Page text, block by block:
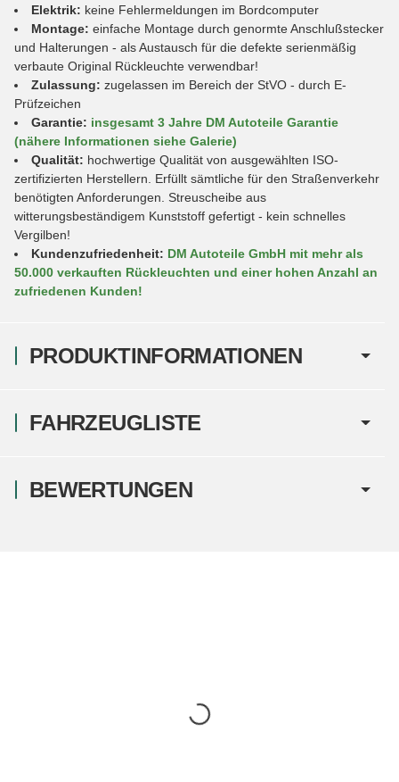
PRODUKTINFORMATIONEN
Elektrik: keine Fehlermeldungen im Bordcomputer
Montage: einfache Montage durch genormte Anschlußstecker
und Halterungen - als Austausch für die defekte serienmäßig
verbaute Original Rückleuchte verwendbar!
Zulassung: zugelassen im Bereich der StVO - durch E-
Prüfzeichen
Garantie: insgesamt 3 Jahre DM Autoteile Garantie
(nähere Informationen siehe Galerie)
Qualität: hochwertige Qualität von ausgewählten ISO-
zertifizierten Herstellern. Erfüllt sämtliche für den Straßenverkehr
benötigten Anforderungen. Streuscheibe aus
witterungsbeständigem Kunststoff gefertigt - kein schnelles
Vergilben!
Kundenzufriedenheit: DM Autoteile GmbH mit mehr als
50.000 verkauften Rückleuchten und einer hohen Anzahl an
zufriedenen Kunden!
FAHRZEUGLISTE
BEWERTUNGEN